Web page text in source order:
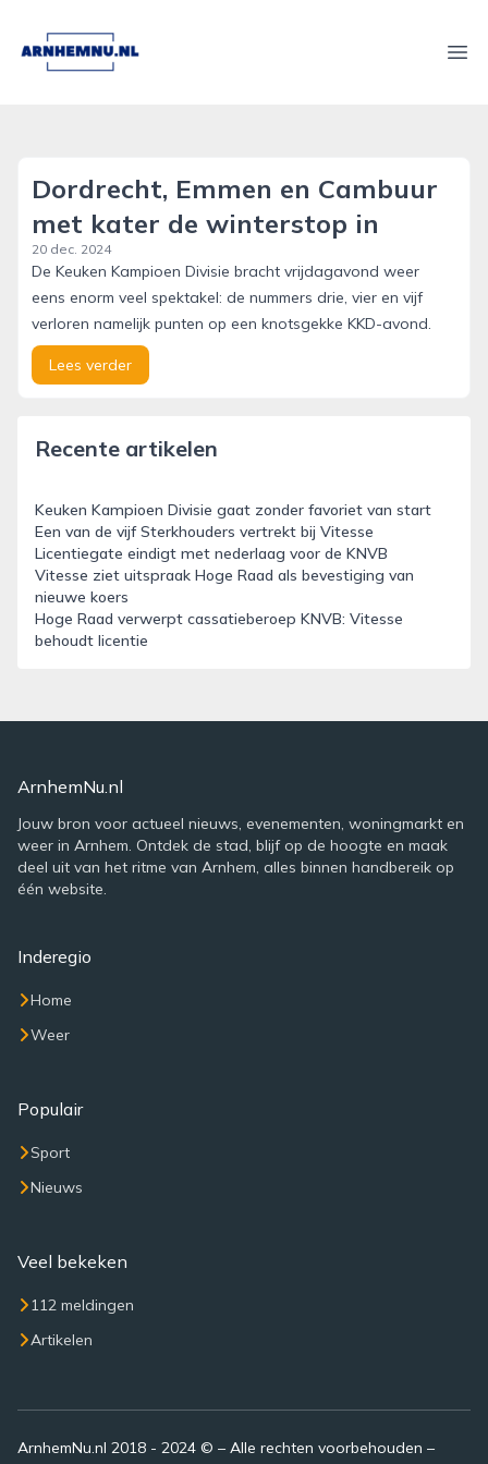
arnhemnu.nl
Dordrecht, Emmen en Cambuur
met kater de winterstop in
20 dec. 2024
De Keuken Kampioen Divisie bracht vrijdagavond weer
eens enorm veel spektakel: de nummers drie, vier en vijf
verloren namelijk punten op een knotsgekke KKD-avond.
Lees verder
Recente artikelen
Keuken Kampioen Divisie gaat zonder favoriet van start
Een van de vijf Sterkhouders vertrekt bij Vitesse
Licentiegate eindigt met nederlaag voor de KNVB
Vitesse ziet uitspraak Hoge Raad als bevestiging van
nieuwe koers
Hoge Raad verwerpt cassatieberoep KNVB: Vitesse
behoudt licentie
ArnhemNu.nl
Jouw bron voor actueel nieuws, evenementen, woningmarkt en
weer in Arnhem. Ontdek de stad, blijf op de hoogte en maak
deel uit van het ritme van Arnhem, alles binnen handbereik op
één website.
Inderegio
Home
Weer
Populair
Sport
Nieuws
Veel bekeken
112 meldingen
Artikelen
ArnhemNu.nl 2018 - 2024 © – Alle rechten voorbehouden –